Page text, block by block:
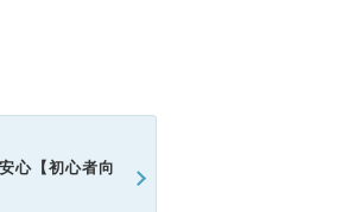
い、時代と共に変
心【初心者向